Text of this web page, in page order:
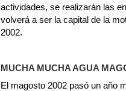
actividades, se realizarán las
volverá a ser la capital de la
2002.
MUCHA MUCHA AGUA
El magosto 2002 pasó un año